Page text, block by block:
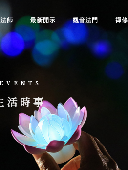
EVENTS
活時事
師 最新開示 觀音法門 禪修